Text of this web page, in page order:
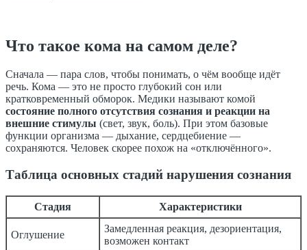
Что такое кома на самом деле?
Сначала — пара слов, чтобы понимать, о чём вообще идёт
речь. Кома — это не просто глубокий сон или
кратковременный обморок. Медики называют комой
состояние полного отсутствия сознания и реакции на
внешние стимулы (свет, звук, боль). При этом базовые
функции организма — дыхание, сердцебиение —
сохраняются. Человек скорее похож на «отключённого».
Таблица основных стадий нарушения сознания
Стадия Характеристики
Оглушение
Замедленная реакция, дезориентация,
возможен контакт